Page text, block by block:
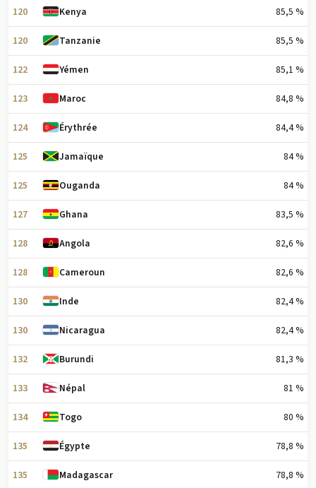
120 Kenya 85,5 %
120 Tanzanie 85,5 %
122 Yémen 85,1 %
123 Maroc 84,8 %
124 Érythrée 84,4 %
125 Jamaïque 84 %
125 Ouganda 84 %
127 Ghana 83,5 %
128 Angola 82,6 %
128 Cameroun 82,6 %
130 Inde 82,4 %
130 Nicaragua 82,4 %
132 Burundi 81,3 %
133 Népal 81 %
134 Togo 80 %
135 Égypte 78,8 %
135 Madagascar 78,8 %